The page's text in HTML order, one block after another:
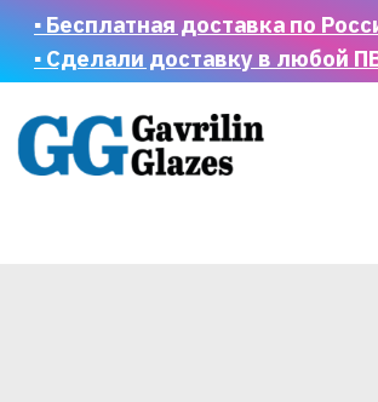
▪ Бесплатная доставка по России от 1000 руб
▪ Сделали доставку в любой ПВЗ Ozon